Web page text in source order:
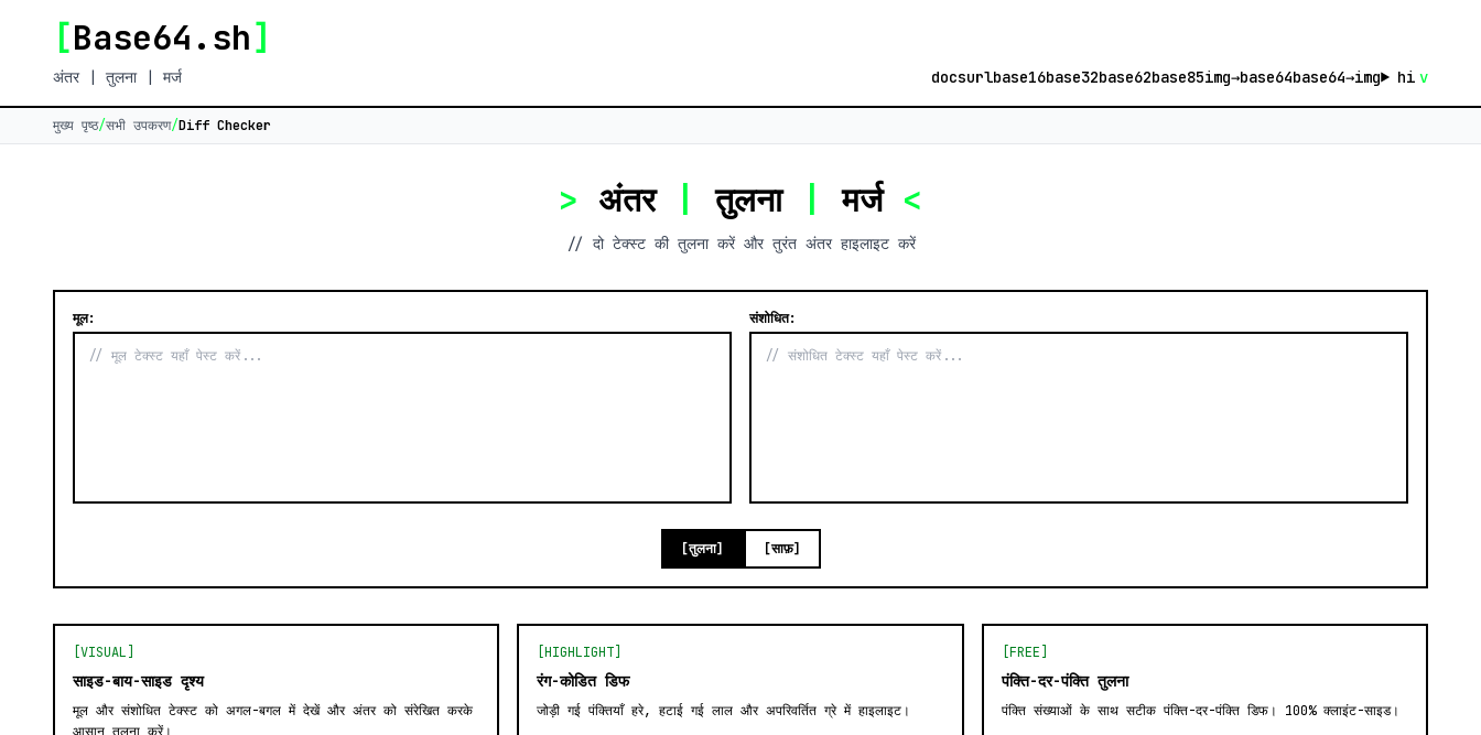
[Base64.sh]
अंतर | तुलना | मर्ज docsurlbase16base32base62base85img→base64base64→img hi v
मुख्य पृष्ठ/सभी उपकरण/Diff Checker
> अंतर तुलना मर्ज <
// दो टेक्स्ट की तुलना करें और तुरंत अंतर हाइलाइट करें
मूल: संशोधित:
[तुलना] [साफ़]
[VISUAL]
साइड-बाय-साइड दृश्य
मूल और संशोधित टेक्स्ट को अगल-बगल में देखें और अंतर को संरेखित करके
[HIGHLIGHT]
रंग-कोडित डिफ
जोड़ी गई पंक्तियाँ हरे, हटाई गई लाल और अपरिवर्तित ग्रे में हाइलाइट।
[FREE]
पंक्ति-दर-पंक्ति तुलना
पंक्ति संख्याओं के साथ सटीक पंक्ति-दर-पंक्ति डिफ। 100% क्लाइंट-साइड।